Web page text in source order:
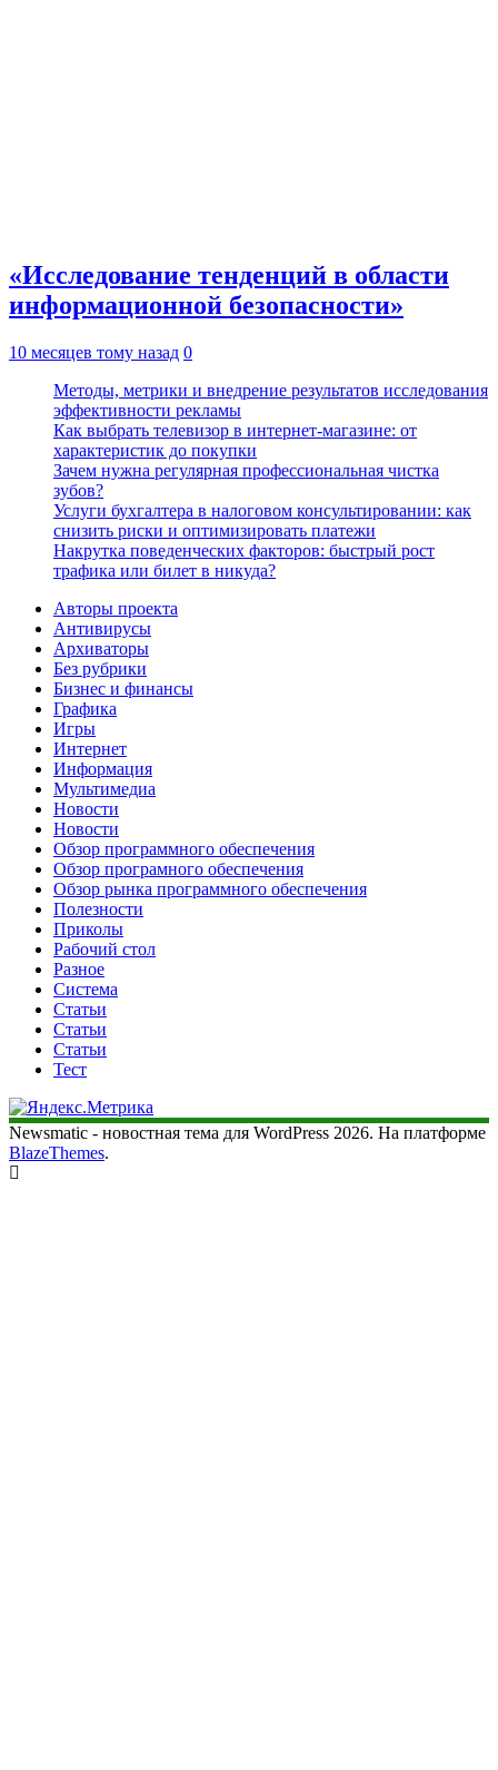
«Исследование тенденций в области
информационной безопасности»
10 месяцев тому назад 0
Методы, метрики и внедрение результатов исследования
эффективности рекламы
Как выбрать телевизор в интернет-магазине: от
характеристик до покупки
Зачем нужна регулярная профессиональная чистка
зубов?
Услуги бухгалтера в налоговом консультировании: как
снизить риски и оптимизировать платежи
Накрутка поведенческих факторов: быстрый рост
трафика или билет в никуда?
Авторы проекта
Антивирусы
Архиваторы
Без рубрики
Бизнес и финансы
Графика
Игры
Интернет
Информация
Мультимедиа
Новости
Новости
Обзор программного обеспечения
Обзор програмного обеспечения
Обзор рынка программного обеспечения
Полезности
Приколы
Рабочий стол
Разное
Система
Статьи
Статьи
Статьи
Тест
Newsmatic - новостная тема для WordPress 2026. На платформе
BlazeThemes.